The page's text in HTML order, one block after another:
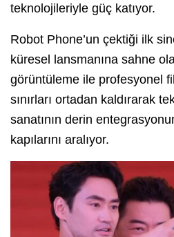
teknolojileriyle güç katıyor.
Robot Phone’un çektiği ilk
küresel lansmanına sahne
görüntüleme ile profesyonel
sınırları ortadan kaldırarak
sanatının derin
kapılarını aralıyor.